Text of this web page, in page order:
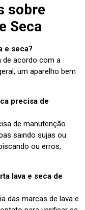
sobre
Seca
e seca?
de acordo com a
um aparelho bem
precisa de
de manutenção
saindo sujas ou
ou erros,
lava e seca de
das marcas de lava e